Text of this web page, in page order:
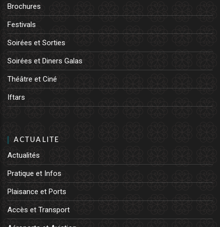
Brochures
Festivals
Soirées et Sorties
Soirées et Diners Galas
Théâtre et Ciné
Iftars
ACTUALITE
Actualités
Pratique et Infos
Plaisance et Ports
Accès et Transport